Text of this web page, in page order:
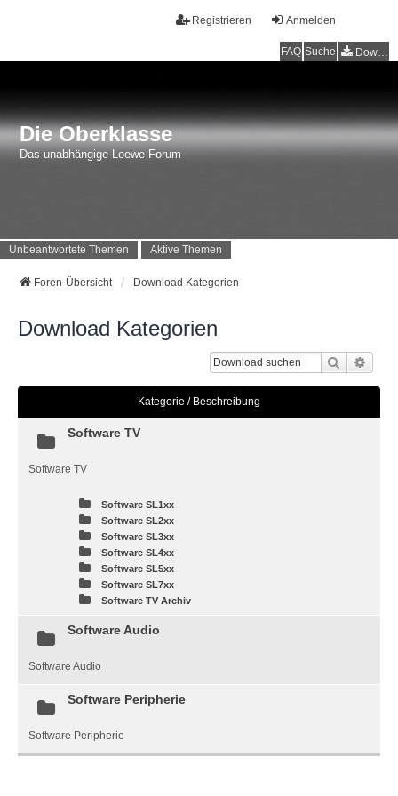
Anmelden
Registrieren
FAQ Suche Downloads
Die Oberklasse
Das unabhängige Loewe Forum
Unbeantwortete Themen Aktive Themen
Foren-Übersicht Download Kategorien
Download Kategorien
Suche
Kategorie / Beschreibung
Software TV
Software TV
Software SL1xx
Software SL2xx
Software SL3xx
Software SL4xx
Software SL5xx
Software SL7xx
Software TV Archiv
Software Audio
Software Audio
Software Peripherie
Software Peripherie